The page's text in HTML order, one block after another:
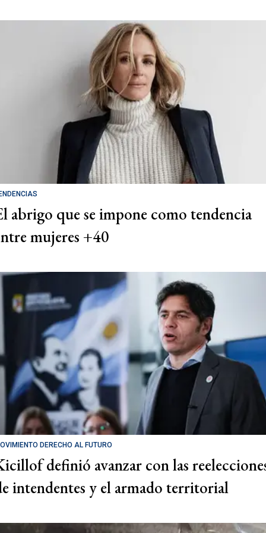
abrigo que se impone como tendencia
mujeres +40
DERECHO AL FUTURO
definió avanzar con las
intendentes y el armado territorial